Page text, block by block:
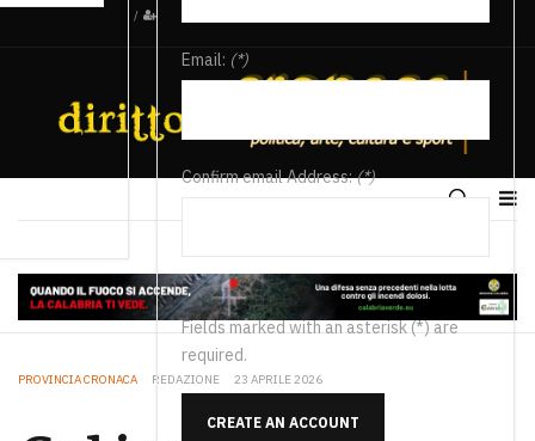
/
Email: (*)
Confirm email Address:(*)
Fields marked with an asterisk (*) are
required.
CREATE AN ACCOUNT
PROVINCIA CRONACA REDAZIONE 23 APRILE 2026